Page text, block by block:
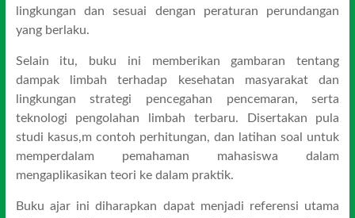
lingkungan dan sesuai dengan peraturan perundangan
yang berlaku.
Selain itu, buku ini memberikan gambaran tentang
dampak limbah terhadap kesehatan masyarakat dan
lingkungan strategi pencegahan pencemaran, serta
teknologi pengolahan limbah terbaru. Disertakan pula
studi kasus,m contoh perhitungan, dan latihan soal untuk
memperdalam pemahaman mahasiswa dalam
mengaplikasikan teori ke dalam praktik.
Buku ajar ini diharapkan dapat menjadi referensi utama